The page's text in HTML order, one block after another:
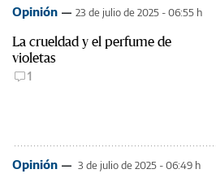
Opinión 23 de julio de 2025 - 06:55 h
La crueldad y el perfume de
violetas
1
Opinión 3 de julio de 2025 - 06:49 h